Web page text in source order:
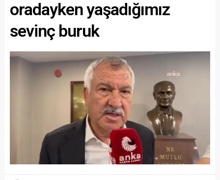
oradayken yaşadığımız
sevinç buruk